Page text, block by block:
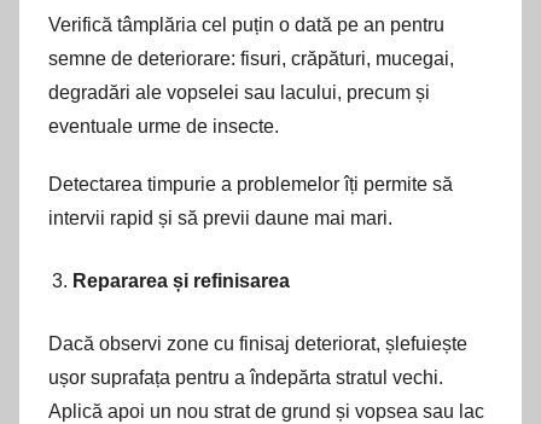
Verifică tâmplăria cel puțin o dată pe an pentru
semne de deteriorare: fisuri, crăpături, mucegai,
degradări ale vopselei sau lacului, precum și
eventuale urme de insecte.
Detectarea timpurie a problemelor îți permite să
intervii rapid și să previi daune mai mari.
Repararea și refinisarea
Dacă observi zone cu finisaj deteriorat, șlefuiește
ușor suprafața pentru a îndepărta stratul vechi.
Aplică apoi un nou strat de grund și vopsea sau lac